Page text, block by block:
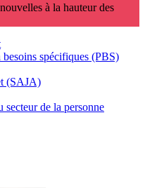
à la hauteur des
besoins spécifiques (PBS)
(SAJA)
secteur de la personne